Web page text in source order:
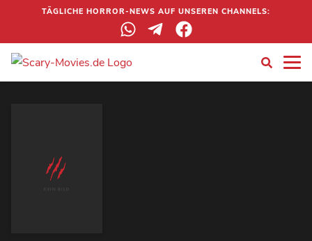
TÄGLICHE HORROR-NEWS AUF UNSEREN CHANNELS: